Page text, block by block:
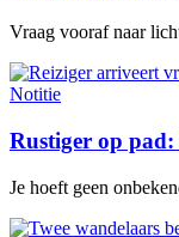
Vraag vooraf naar
Notitie
Rustiger op pad:
Je hoeft geen